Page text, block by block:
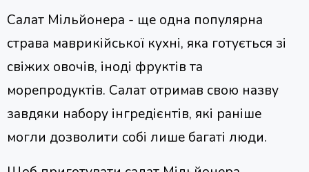
Салат Мільйонера - ще одна популярна
страва маврикійської кухні, яка готується зі
свіжих овочів, іноді фруктів та
морепродуктів. Салат отримав свою назву
завдяки набору інгредієнтів, які раніше
могли дозволити собі лише багаті люди.